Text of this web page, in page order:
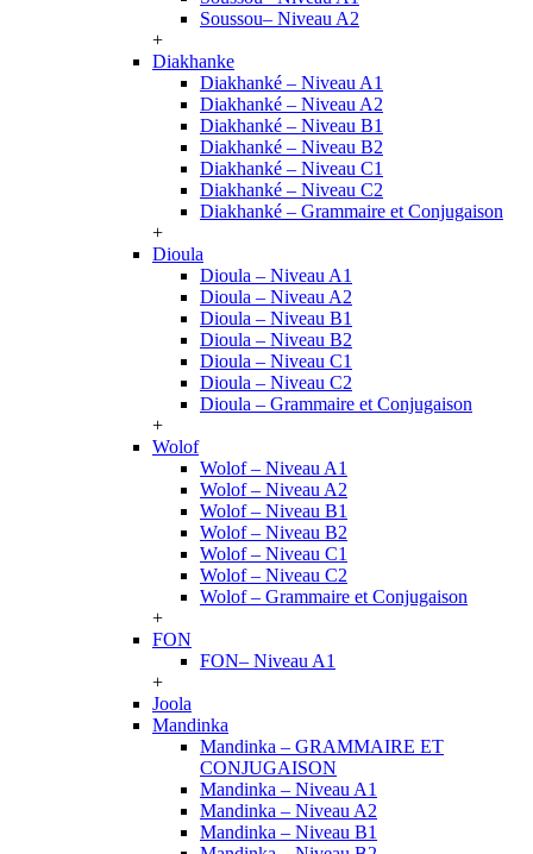
Soussou– Niveau A2
+
Diakhanke
Diakhanké – Niveau A1
Diakhanké – Niveau A2
Diakhanké – Niveau B1
Diakhanké – Niveau B2
Diakhanké – Niveau C1
Diakhanké – Niveau C2
Diakhanké – Grammaire et Conjugaison
+
Dioula
Dioula – Niveau A1
Dioula – Niveau A2
Dioula – Niveau B1
Dioula – Niveau B2
Dioula – Niveau C1
Dioula – Niveau C2
Dioula – Grammaire et Conjugaison
+
Wolof
Wolof – Niveau A1
Wolof – Niveau A2
Wolof – Niveau B1
Wolof – Niveau B2
Wolof – Niveau C1
Wolof – Niveau C2
Wolof – Grammaire et Conjugaison
+
FON
FON– Niveau A1
+
Joola
Mandinka
Mandinka – GRAMMAIRE ET
CONJUGAISON
Mandinka – Niveau A1
Mandinka – Niveau A2
Mandinka – Niveau B1